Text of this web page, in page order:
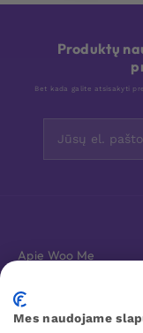
Produktų
Bet kada galite atsisakyti
Apie Woo Me
Klientų aptarnavimas
Mes naudojame